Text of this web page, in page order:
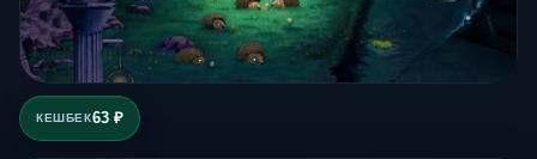
КЕШБЕК63 ₽